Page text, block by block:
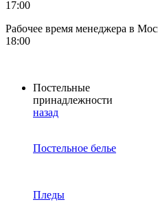
17:00
Рабочее время менеджера в
18:00
Постельные
принадлежности
назад
Постельное белье
Пледы